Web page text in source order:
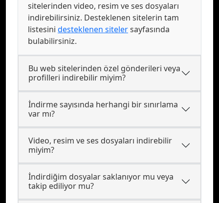
sitelerinden video, resim ve ses dosyaları
indirebilirsiniz. Desteklenen sitelerin tam
listesini desteklenen sitelersayfasında
bulabilirsiniz.
Bu web sitelerinden özel gönderileri veya
profilleri indirebilir miyim?
İndirme sayısında herhangi bir sınırlama
var mı?
Video, resim ve ses dosyaları indirebilir
miyim?
İndirdiğim dosyalar saklanıyor mu veya
takip ediliyor mu?